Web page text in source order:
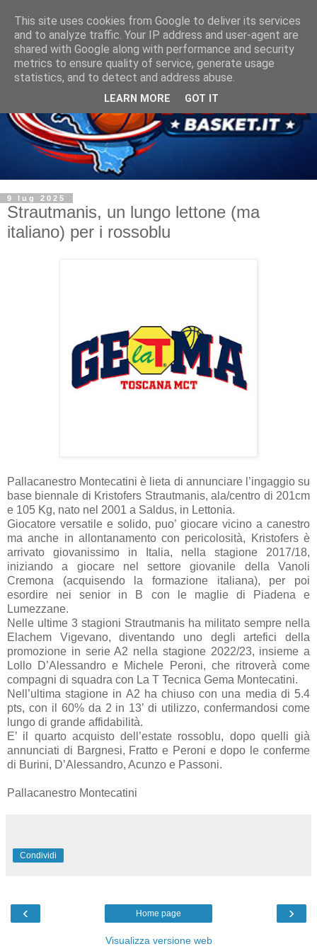
9 lug 2025
Strautmanis, un lungo lettone (ma
italiano) per i rossoblu
Pallacanestro Montecatini è lieta di annunciare l’ingaggio su
base biennale di Kristofers Strautmanis, ala/centro di 201cm
e 105 Kg, nato nel 2001 a Saldus, in Lettonia.
Giocatore versatile e solido, puo’ giocare vicino a canestro
ma anche in allontanamento con pericolosità, Kristofers è
arrivato giovanissimo in Italia, nella stagione 2017/18,
iniziando a giocare nel settore giovanile della Vanoli
Cremona (acquisendo la formazione italiana), per poi
esordire nei senior in B con le maglie di Piadena e
Lumezzane.
Nelle ultime 3 stagioni Strautmanis ha militato sempre nella
Elachem Vigevano, diventando uno degli artefici della
promozione in serie A2 nella stagione 2022/23, insieme a
Lollo D’Alessandro e Michele Peroni, che ritroverà come
compagni di squadra con La T Tecnica Gema Montecatini.
Nell’ultima stagione in A2 ha chiuso con una media di 5.4
pts, con il 60% da 2 in 13’ di utilizzo, confermandosi come
lungo di grande affidabilità.
E’ il quarto acquisto dell’estate rossoblu, dopo quelli già
annunciati di Bargnesi, Fratto e Peroni e dopo le conferme
di Burini, D’Alessandro, Acunzo e Passoni.
Pallacanestro Montecatini
Condividi
‹ ›
Home page
Visualizza versione web
This site uses cookies from Google to deliver its services
and to analyze traffic. Your IP address and user-agent are
shared with Google along with performance and security
metrics to ensure quality of service, generate usage
statistics, and to detect and address abuse.
LEARN MORE GOT IT